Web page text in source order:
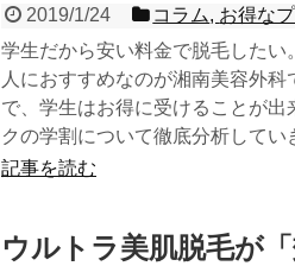
2019/1/24 コラム, お得な
学生だから安い料金で脱毛した
人におすすめなのが湘南美容外
で、学生はお得に受けることが
クの学割について徹底分析してい
記事を読む
ウルトラ美肌脱毛が